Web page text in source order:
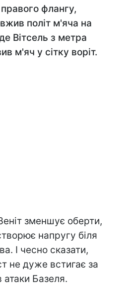
флангу,
політ м'яча на
Вітсель з метра
м'яч у сітку воріт.
зменшує оберти,
напругу біля
І чесно сказати,
не дуже встигає за
Базеля.